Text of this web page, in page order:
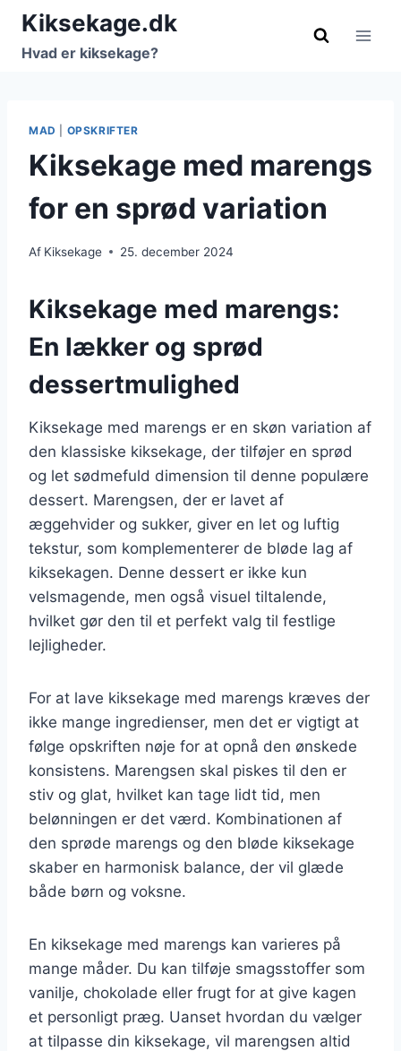
Fortsæt
indhold
Kiksekage.dk
Hvad er kiksekage?
MAD OPSKRIFTER
Kiksekage med marengs
for en sprød variation
Af Kiksekage 25. december 2024
Kiksekage med marengs:
En lækker og sprød
dessertmulighed
Kiksekage med marengs er en skøn variation af
den klassiske kiksekage, der tilføjer en sprød
og let sødmefuld dimension til denne populære
dessert. Marengsen, der er lavet af
æggehvider og sukker, giver en let og luftig
tekstur, som komplementerer de bløde lag af
kiksekagen. Denne dessert er ikke kun
velsmagende, men også visuel tiltalende,
hvilket gør den til et perfekt valg til festlige
lejligheder.
For at lave kiksekage med marengs kræves der
ikke mange ingredienser, men det er vigtigt at
følge opskriften nøje for at opnå den ønskede
konsistens. Marengsen skal piskes til den er
stiv og glat, hvilket kan tage lidt tid, men
belønningen er det værd. Kombinationen af
den sprøde marengs og den bløde kiksekage
skaber en harmonisk balance, der vil glæde
både børn og voksne.
En kiksekage med marengs kan varieres på
mange måder. Du kan tilføje smagsstoffer som
vanilje, chokolade eller frugt for at give kagen
et personligt præg. Uanset hvordan du vælger
at tilpasse din kiksekage, vil marengsen altid